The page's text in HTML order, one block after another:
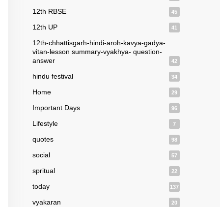
12th RBSE 45
12th UP 41
12th-chhattisgarh-hindi-aroh-kavya-gadya-
vitan-lesson summary-vyakhya- question-
answer
42
hindu festival 34
Home 29
Important Days 96
Lifestyle 7
quotes 98
social 57
spritual 22
today 137
vyakaran 20